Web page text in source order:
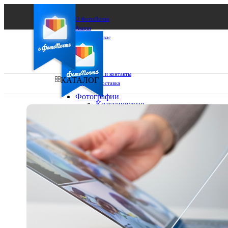
О ФотоПочте
Акции
Сделаем за вас
Бизнесу
FAQ
Франшиза
Поддержка и контакты
Оплата и доставка
Ваш регион доставки
Выберите из списка:
КАТАЛОГ
Фотографии
Классические
10х10
13х18
15х15
15х20
20х20
20х30
30х30
30х40
А4
Фото